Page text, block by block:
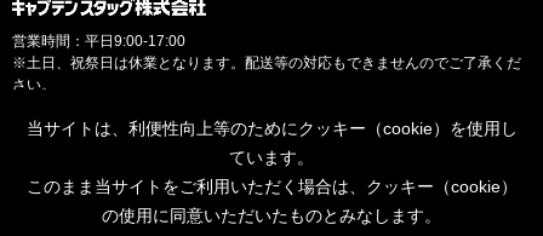
営業時間：平日9:00-17:00
※土日、祝祭日は休業となります。配送等の対応もできませんのでご了承くだ
さい。
当サイトは、利便性向上等のためにクッキー（cookie）を使用し
ています。
このまま当サイトをご利用いただく場合は、クッキー（cookie）
の使用に同意いただいたものとみなします。